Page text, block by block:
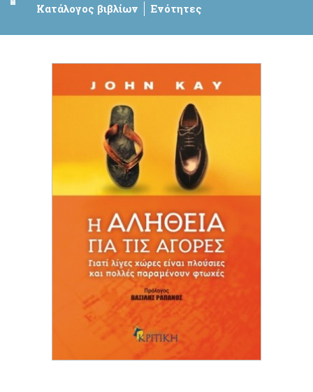
Κατάλογος βιβλίων Ενότητες